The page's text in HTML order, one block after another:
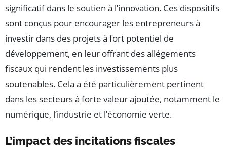
significatif dans le soutien à l’innovation. Ces dispositifs
sont conçus pour encourager les entrepreneurs à
investir dans des projets à fort potentiel de
développement, en leur offrant des allégements
fiscaux qui rendent les investissements plus
soutenables. Cela a été particulièrement pertinent
dans les secteurs à forte valeur ajoutée, notamment le
numérique, l’industrie et l’économie verte.
L’impact des incitations fiscales